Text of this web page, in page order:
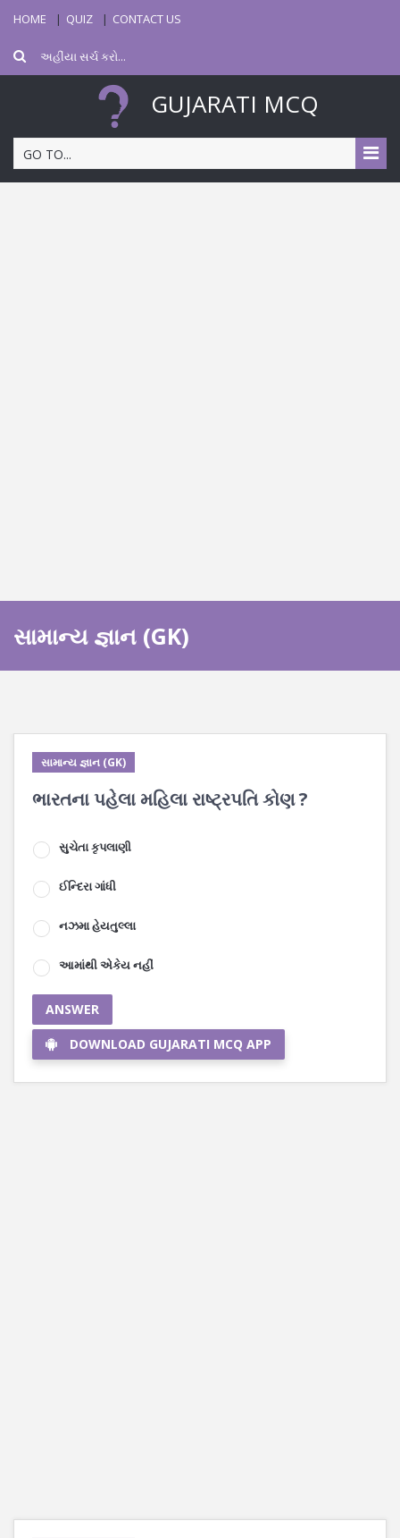
HOME QUIZ CONTACT US
GUJARATI MCQ
GO TO...
સામાન્ય જ્ઞાન (GK)
સામાન્ય જ્ઞાન (GK)
ભારતના પહેલા મહિલા રાષ્ટ્રપતિ કોણ ?
સુચેતા કૃપલાણી
ઈન્દિરા ગાંધી
નઝમા હેયતુલ્લા
આમાંથી એકેય નહીં
ANSWER
DOWNLOAD GUJARATI MCQ APP